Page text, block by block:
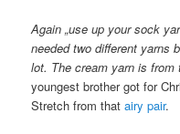
Again „use up your sock
needed two different yarns
lot. The cream yarn is
youngest brother got for
Stretch from thatairy pair.